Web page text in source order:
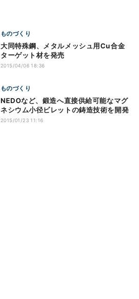
ものづくり
大同特殊鋼、メタルメッシュ用Cu合金
ターゲット材を発売
2015/04/06 18:36
ものづくり
NEDOなど、鍛造へ直接供給可能なマグ
ネシウム小径ビレットの鋳造技術を開発
2015/01/23 11:16